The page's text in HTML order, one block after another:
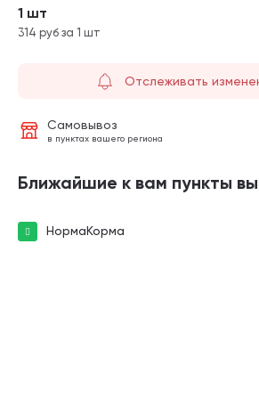
1 шт
314 руб за 1 шт
Отслеживать
Самовывоз
в пунктах вашего региона
Ближайшие к вам пункты
НормаКорма